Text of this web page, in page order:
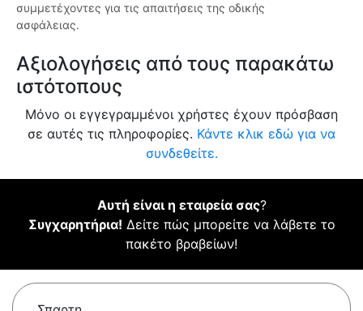
συμμετέχοντες για τις απαιτήσεις της οδικής
ασφάλειας.
Αξιολογήσεις από τους παρακάτω
ιστότοπους
Μόνο οι εγγεγραμμένοι χρήστες έχουν πρόσβαση
σε αυτές τις πληροφορίες. Κάντε κλικ εδώ για να
συνδεθείτε.
Αυτή είναι η εταιρεία σας?
Συγχαρητήρια! Δείτε πώς μπορείτε να λάβετε το
πακέτο βραβείων!